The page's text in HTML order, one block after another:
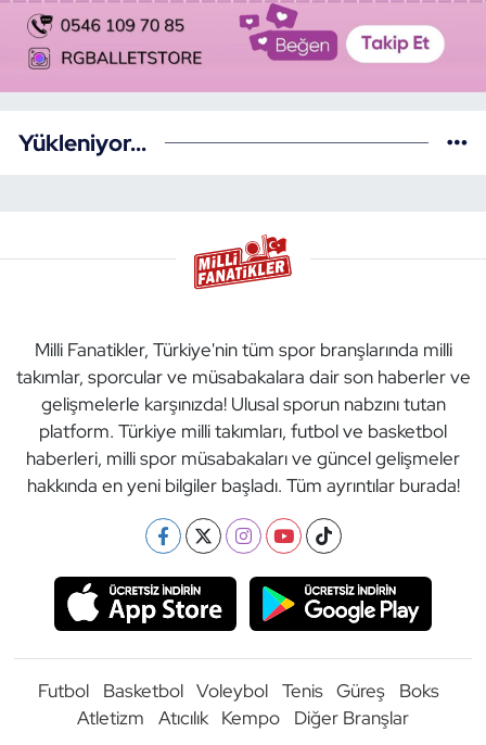
Yükleniyor...
Milli Fanatikler, Türkiye'nin tüm spor branşlarında milli
takımlar, sporcular ve müsabakalara dair son haberler ve
gelişmelerle karşınızda! Ulusal sporun nabzını tutan
platform. Türkiye milli takımları, futbol ve basketbol
haberleri, milli spor müsabakaları ve güncel gelişmeler
hakkında en yeni bilgiler başladı. Tüm ayrıntılar burada!
Futbol Basketbol Voleybol Tenis Güreş
Boks
Atletizm
Atıcılık Kempo Diğer Branşlar